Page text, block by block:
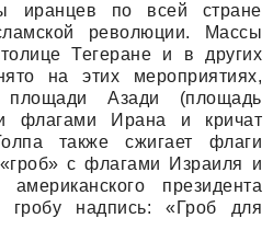
иранцев по всей стране
революции. Массы
Тегеране и в других
на этих мероприятиях,
Азади (площадь
флагами Ирана и кричат
также сжигает флаги
с флагами Израиля и
президента
надпись: «Гроб для